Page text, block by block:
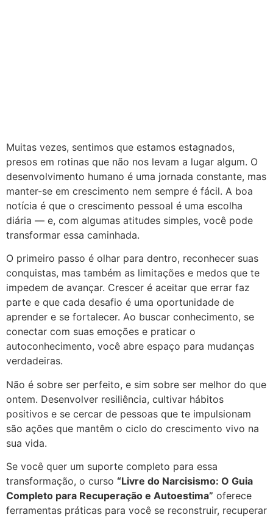
Muitas vezes, sentimos que estamos estagnados,
presos em rotinas que não nos levam a lugar algum. O
desenvolvimento humano é uma jornada constante, mas
manter-se em crescimento nem sempre é fácil. A boa
notícia é que o crescimento pessoal é uma escolha
diária — e, com algumas atitudes simples, você pode
transformar essa caminhada.
O primeiro passo é olhar para dentro, reconhecer suas
conquistas, mas também as limitações e medos que te
impedem de avançar. Crescer é aceitar que errar faz
parte e que cada desafio é uma oportunidade de
aprender e se fortalecer. Ao buscar conhecimento, se
conectar com suas emoções e praticar o
autoconhecimento, você abre espaço para mudanças
verdadeiras.
Não é sobre ser perfeito, e sim sobre ser melhor do que
ontem. Desenvolver resiliência, cultivar hábitos
positivos e se cercar de pessoas que te impulsionam
são ações que mantêm o ciclo do crescimento vivo na
sua vida.
Se você quer um suporte completo para essa
transformação, o curso “Livre do Narcisismo: O Guia
Completo para Recuperação e Autoestima” oferece
ferramentas práticas para você se reconstruir, recuperar